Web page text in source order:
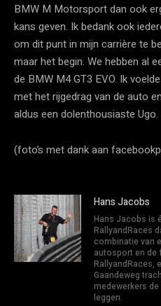
BMW M Motorsport dan ook
kans geven. Ik bedank ook
om dit punt in mijn carrière te
maar het begin. We hebben al
de BMW M4 GT3 EVO. Ik
met het rijgedrag van de auto
aldus een dolenthousiaste Ugo.
(foto’s met dank aan
Hans Jacobs
Hans Jacobs is
RallyandRaces
combinatie van
autosport en de
RallyandRaces,
Gaandeweg
medewerkers
leggen.